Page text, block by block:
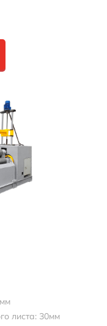
листа: 30мм